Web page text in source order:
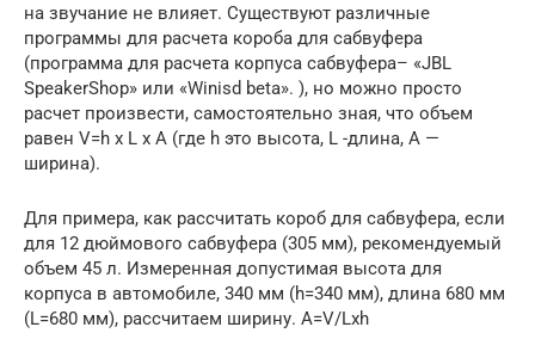
на звучание не влияет. Существуют различные
программы для расчета короба для сабвуфера
(программа для расчета корпуса сабвуфера– «JBL
SpeakerShop» или «Winisd beta». ), но можно просто
расчет произвести, самостоятельно зная, что объем
равен V=h x L x A (где h это высота, L -длина, А —
ширина).
Для примера, как рассчитать короб для сабвуфера, если
для 12 дюймового сабвуфера (305 мм), рекомендуемый
объем 45 л. Измеренная допустимая высота для
корпуса в автомобиле, 340 мм (h=340 мм), длина 680 мм
(L=680 мм), рассчитаем ширину. А=V/Lxh